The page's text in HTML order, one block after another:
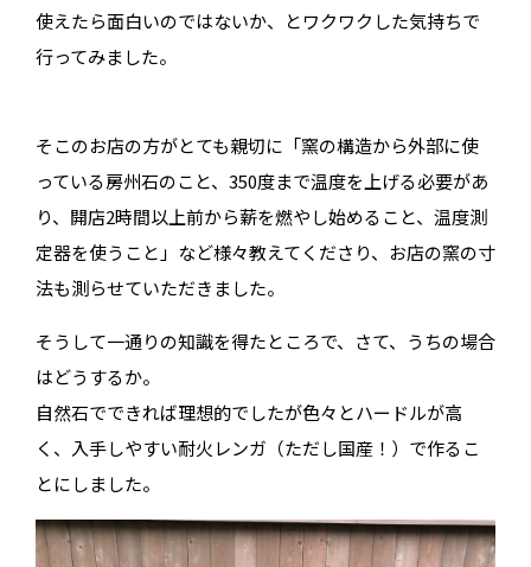
使えたら面白いのではないか、とワクワクした気持ちで
行ってみました。
そこのお店の方がとても親切に「窯の構造から外部に使
っている房州石のこと、350度まで温度を上げる必要があ
り、開店2時間以上前から薪を燃やし始めること、温度測
定器を使うこと」など様々教えてくださり、お店の窯の寸
法も測らせていただきました。
そうして一通りの知識を得たところで、さて、うちの場合
はどうするか。
自然石でできれば理想的でしたが色々とハードルが高
く、入手しやすい耐火レンガ（ただし国産！）で作るこ
とにしました。